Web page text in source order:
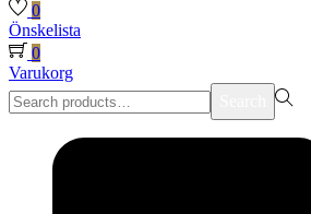
0
Önskelista
0
Varukorg
Search
for:>